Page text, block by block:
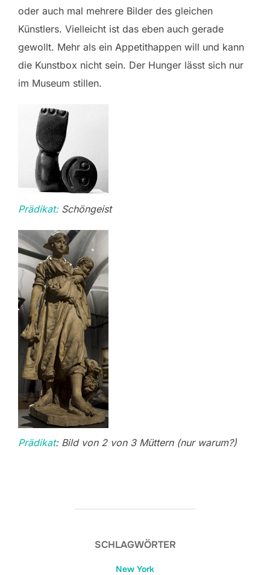
oder auch mal mehrere Bilder des gleichen
Künstlers. Vielleicht ist das eben auch gerade
gewollt. Mehr als ein Appetithappen will und kann
die Kunstbox nicht sein. Der Hunger lässt sich nur
im Museum stillen.
Prädikat:Schöngeist
Prädikat: Bild von 2 von 3 Müttern (nur warum?)
SCHLAGWÖRTER
New York